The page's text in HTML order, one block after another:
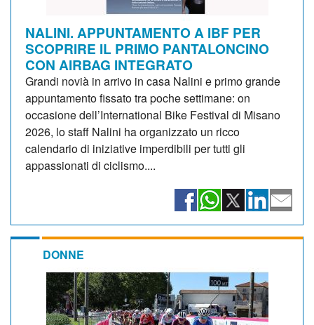
NALINI. APPUNTAMENTO A IBF PER
SCOPRIRE IL PRIMO PANTALONCINO
CON AIRBAG INTEGRATO
Grandi novià in arrivo in casa Nalini e primo grande
appuntamento fissato tra poche settimane: on
occasione dell’International Bike Festival di Misano
2026, lo staff Nalini ha organizzato un ricco
calendario di iniziative imperdibili per tutti gli
appassionati di ciclismo....
DONNE